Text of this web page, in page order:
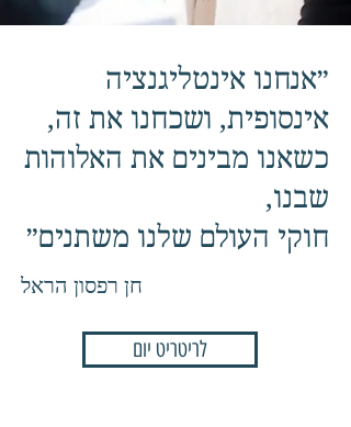
״אנחנו אינטליגנציה
אינסופית, ושכחנו את זה,
כשאנו מבינים את האלוהות
שבנו,
חוקי העולם שלנו משתנים״
חן רפסון הראל
לריטריט יום